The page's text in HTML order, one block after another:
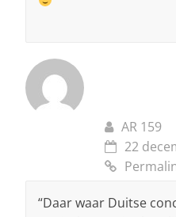
AR 159
22
“Daar waar Duitse